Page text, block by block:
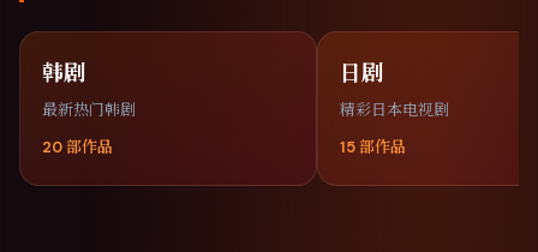
韩剧
最新热门韩剧
20部作品
日剧
精彩日本电视剧
15部作品